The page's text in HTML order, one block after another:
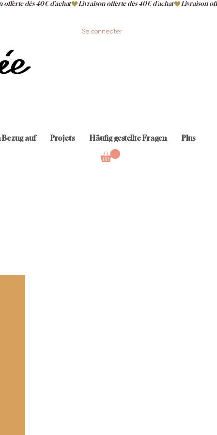
Se connecter
Bezug auf Projets Häufig gestellte Fragen Plus